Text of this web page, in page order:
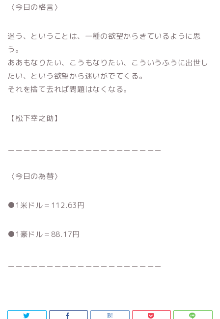
〈今日の格言〉
迷う、ということは、一種の欲望からきているように思
う。
ああもなりたい、こうもなりたい、こういうふうに出世し
たい、という欲望から迷いがでてくる。
それを捨て去れば問題はなくなる。
【松下幸之助】
〈今日の為替〉
●1米ドル＝112.63円
●1豪ドル＝88.17円